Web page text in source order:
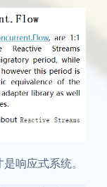
响应式系统。